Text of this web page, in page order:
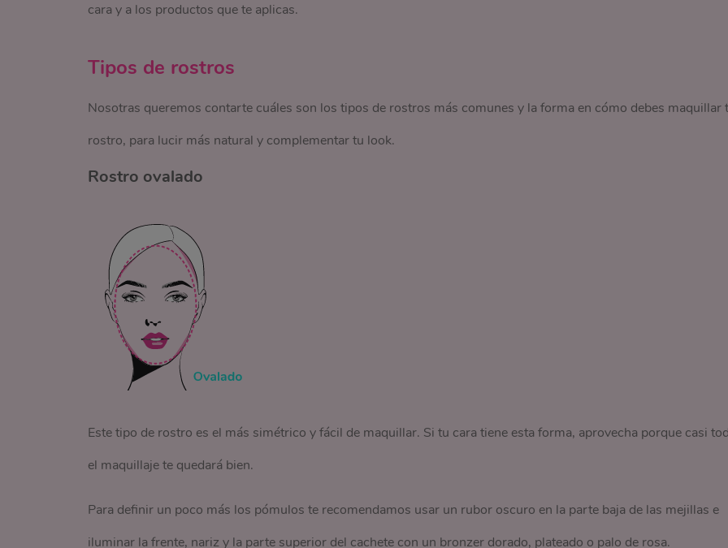
cara y a los productos que te aplicas.
Tipos de rostros
Nosotras queremos contarte cuáles son los tipos de rostros más comunes y la forma en cómo debes maquillar
rostro, para lucir más natural y complementar tu look.
Rostro ovalado
Este tipo de rostro es el más simétrico y fácil de maquillar. Si tu cara tiene esta forma, aprovecha porque casi
el maquillaje te quedará bien.
Para definir un poco más los pómulos te recomendamos usar un rubor oscuro en la parte baja de las mejillas e
iluminar la frente, nariz y la parte superior del cachete con un bronzer dorado, plateado o palo de rosa.